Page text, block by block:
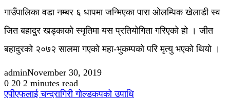
गाउँपालिका वडा नम्बर ६ धापमा जन्मिएका पारा ओलम्पिक खेलाडी स्व
जित बहादुर खड्काको स्मृतिमा यस प्रतियोगिता गरिएको हो । जीत
बहादुरको २०७२ सालमा गएको महा-भुकम्पको परि मृत्यु भएको थियो ।
adminNovember 30, 2019
0 20 2 minutes read
एपीएफलाई चन्द्रागिरी गोल्डकपको उपाधि